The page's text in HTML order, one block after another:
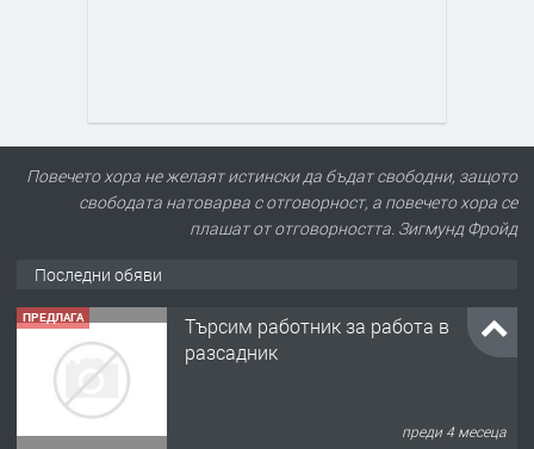
Повечето хора не желаят истински да бъдат свободни, защото
свободата натоварва с отговорност, а повечето хора се
плашат от отговорността. Зигмунд Фройд
Последни обяви
ПРЕДЛАГА
Търсим работник за работа в
разсадник
преди 4 месеца